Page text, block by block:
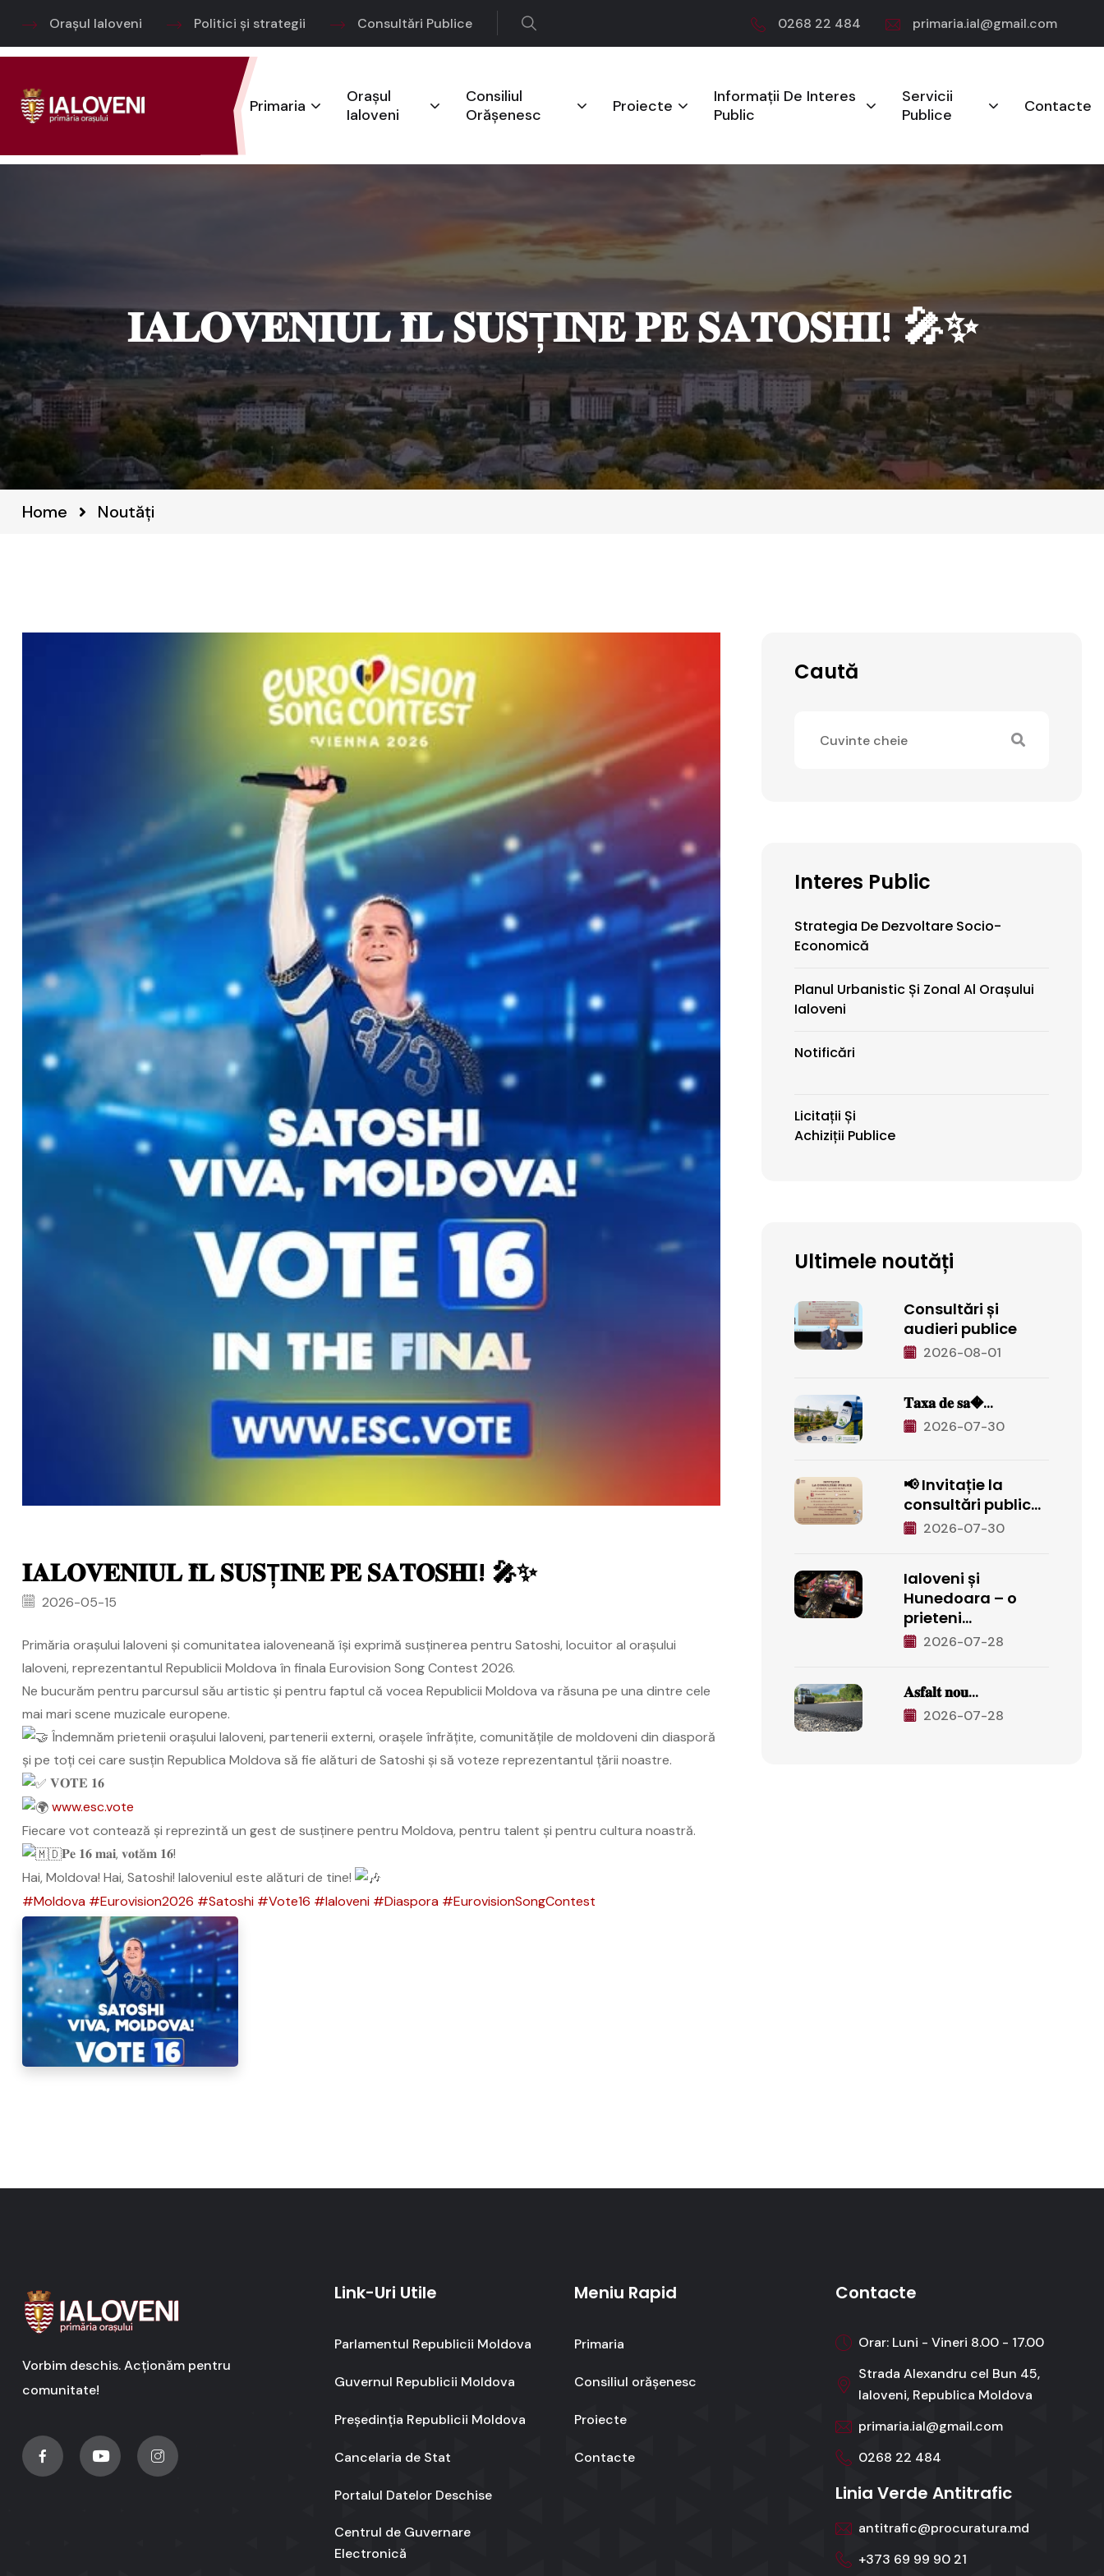
Orașul Ialoveni Politici și strategii Consultări Publice 0268 22 484 primaria.ial@gmail.com
Primaria
Orașul
Ialoveni
Consiliul
Orășenesc
Proiecte
Informații De Interes
Public
Servicii
Publice
Contacte
𝐈𝐀𝐋𝐎𝐕𝐄𝐍𝐈𝐔𝐋 𝐈̂𝐋 𝐒𝐔𝐒Ț𝐈𝐍𝐄 𝐏𝐄 𝐒𝐀𝐓𝐎𝐒𝐇𝐈! 🎤✨
Home Noutăți
𝐈𝐀𝐋𝐎𝐕𝐄𝐍𝐈𝐔𝐋 𝐈̂𝐋 𝐒𝐔𝐒Ț𝐈𝐍𝐄 𝐏𝐄 𝐒𝐀𝐓𝐎𝐒𝐇𝐈! 🎤✨
2026-05-15
Primăria orașului Ialoveni și comunitatea ialoveneană își exprimă susținerea pentru Satoshi, locuitor al orașului
Ialoveni, reprezentantul Republicii Moldova în finala Eurovision Song Contest 2026.
Ne bucurăm pentru parcursul său artistic și pentru faptul că vocea Republicii Moldova va răsuna pe una dintre cele
mai mari scene muzicale europene.
Îndemnăm prietenii orașului Ialoveni, partenerii externi, orașele înfrățite, comunitățile de moldoveni din diasporă
și pe toți cei care susțin Republica Moldova să fie alături de Satoshi și să voteze reprezentantul țării noastre.
𝐕𝐎𝐓𝐄 𝟏𝟔
www.esc.vote
Fiecare vot contează și reprezintă un gest de susținere pentru Moldova, pentru talent și pentru cultura noastră.
𝐏𝐞 𝟏𝟔 𝐦𝐚𝐢, 𝐯𝐨𝐭ă𝐦 𝟏𝟔!
Hai, Moldova! Hai, Satoshi! Ialoveniul este alături de tine!
#Moldova #Eurovision2026 #Satoshi #Vote16 #Ialoveni #Diaspora #EurovisionSongContest
Caută
Interes Public
Strategia De Dezvoltare Socio-
Economică
Planul Urbanistic Și Zonal Al Orașului
Ialoveni
Notificări
Licitații Și
Achiziții Publice
Ultimele noutăți
Consultări și
audieri publice
2026-08-01
𝐓𝐚𝐱𝐚 𝐝𝐞 𝐬𝐚�...
2026-07-30
📢 Invitație la
consultări public...
2026-07-30
Ialoveni și
Hunedoara – o
prieteni...
2026-07-28
𝐀𝐬𝐟𝐚𝐥𝐭 𝐧𝐨𝐮...
2026-07-28
Vorbim deschis. Acționăm pentru
comunitate!
Link-Uri Utile
Parlamentul Republicii Moldova
Guvernul Republicii Moldova
Președinția Republicii Moldova
Cancelaria de Stat
Portalul Datelor Deschise
Centrul de Guvernare
Electronică
Meniu Rapid
Primaria
Consiliul orășenesc
Proiecte
Contacte
Contacte
Orar: Luni - Vineri 8.00 - 17.00
Strada Alexandru cel Bun 45,
Ialoveni, Republica Moldova
primaria.ial@gmail.com
0268 22 484
Linia Verde Antitrafic
antitrafic@procuratura.md
+373 69 99 90 21